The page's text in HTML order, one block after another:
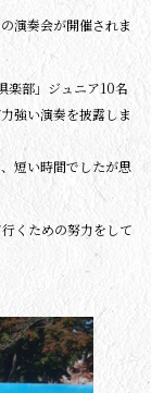
演奏会が開催されま
楽部」ジュニア10名
強い演奏を披露しま
短い時間でしたが思
くための努力をして